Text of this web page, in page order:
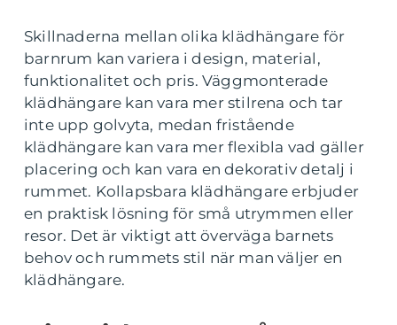
Skillnaderna mellan olika klädhängare för
barnrum kan variera i design, material,
funktionalitet och pris. Väggmonterade
klädhängare kan vara mer stilrena och tar
inte upp golvyta, medan fristående
klädhängare kan vara mer flexibla vad gäller
placering och kan vara en dekorativ detalj i
rummet. Kollapsbara klädhängare erbjuder
en praktisk lösning för små utrymmen eller
resor. Det är viktigt att överväga barnets
behov och rummets stil när man väljer en
klädhängare.